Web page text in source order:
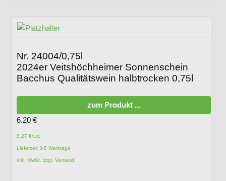
Nr. 24004/0,75l
2024er Veitshöchheimer Sonnenschein
Bacchus Qualitätswein halbtrocken 0,75l
8.27 €/Ltr.
Lieferzeit 3-5 Werktage
inkl. MwSt. zzgl. Versand
6.20 €
zum Produkt ...